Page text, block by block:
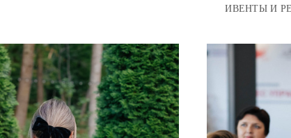
ИВЕНТЫ И